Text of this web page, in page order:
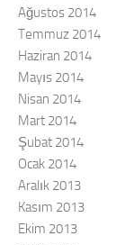
Ağustos 2014
Temmuz 2014
Haziran 2014
Mayıs 2014
Nisan 2014
Mart 2014
Şubat 2014
Ocak 2014
Aralık 2013
Kasım 2013
Ekim 2013